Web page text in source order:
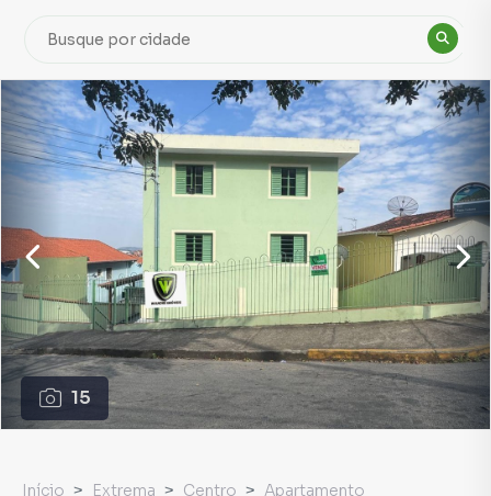
15
Início Extrema Centro
Apartamento